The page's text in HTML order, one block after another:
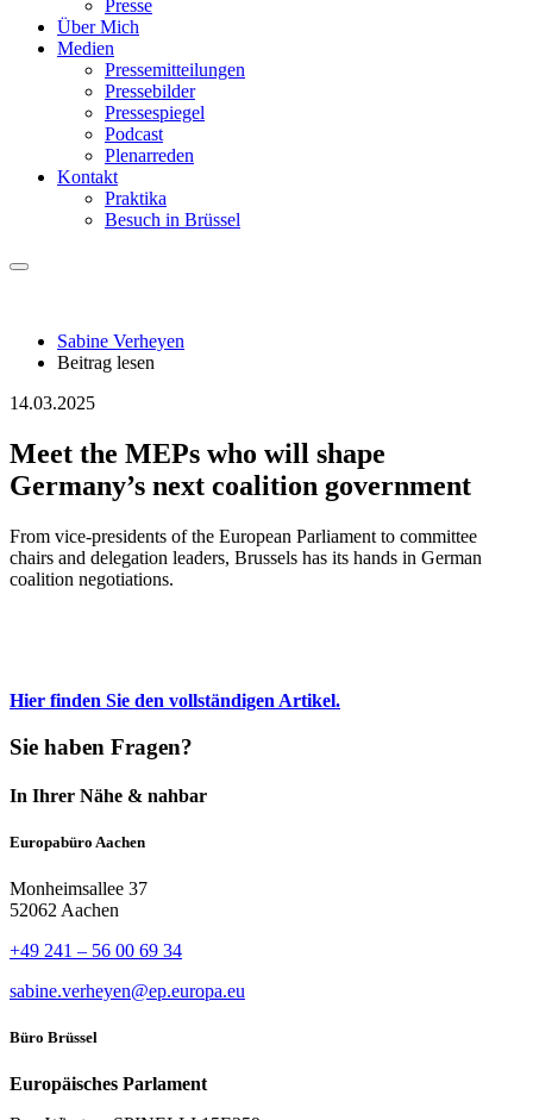
Presse
Über Mich
Medien
Pressemitteilungen
Pressebilder
Pressespiegel
Podcast
Plenarreden
Kontakt
Praktika
Besuch in Brüssel
Sabine Verheyen
Beitrag lesen
14.03.2025
Meet the MEPs who will shape
Germany’s next coalition government
From vice-presidents of the European Parliament to committee
chairs and delegation leaders, Brussels has its hands in German
coalition negotiations.
Hier finden Sie den vollständigen Artikel.
Sie haben Fragen?
In Ihrer Nähe & nahbar
Europabüro Aachen
Monheimsallee 37
52062 Aachen
+49 241 – 56 00 69 34
sabine.verheyen@ep.europa.eu
Büro Brüssel
Europäisches Parlament